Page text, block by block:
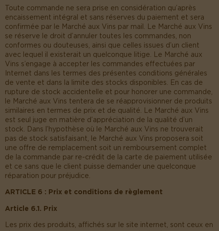
Toute commande ne sera prise en considération qu’après
encaissement intégral et sans réserves du paiement et sera
confirmée par le Marché aux Vins par mail. Le Marché aux Vins
se réserve le droit d’annuler toutes les commandes, non
conformes ou douteuses, ainsi que celles issues d’un client
avec lequel il existerait un quelconque litige. Le Marché aux
Vins s’engage à accepter les commandes effectuées par
Internet dans les termes des présentes conditions générales
de vente et dans la limite des stocks disponibles. En cas de
rupture de stock accidentelle et pour honorer une commande,
le Marché aux Vins tentera de se réapprovisionner de produits
similaires en termes de prix et de qualité. Le Marché aux Vins
est seul juge en matière d’appréciation de la qualité d’un
stock. Dans l’hypothèse où le Marché aux Vins ne trouverait
pas de stock satisfaisant, le Marché aux Vins proposera soit
une offre de remplacement soit un remboursement complet
de la commande par re-crédit de la carte de paiement utilisée
et ce sans que le client puisse demander une quelconque
réparation pour préjudice.
ARTICLE 6 : Prix et conditions de règlement
Article 6.1. Prix
Les prix des produits, affichés sur le site internet, sont ceux en